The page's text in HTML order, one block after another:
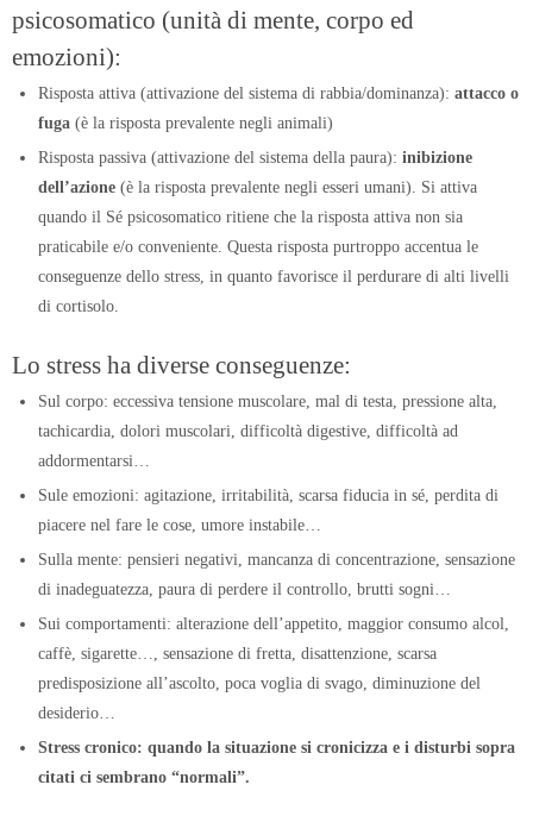
psicosomatico (unità di mente, corpo ed
emozioni):
Risposta attiva (attivazione del sistema di rabbia/dominanza):attacco o
fuga (è la risposta prevalente negli animali)
Risposta passiva (attivazione del sistema della paura):inibizione
dell’azione (è la risposta prevalente negli esseri umani). Si attiva
quando il Sé psicosomatico ritiene che la risposta attiva non sia
praticabile e/o conveniente. Questa risposta purtroppo accentua le
conseguenze dello stress, in quanto favorisce il perdurare di alti livelli
di cortisolo.
Lo stress ha diverse conseguenze:
Sul corpo: eccessiva tensione muscolare, mal di testa, pressione alta,
tachicardia, dolori muscolari, difficoltà digestive, difficoltà ad
addormentarsi…
Sule emozioni: agitazione, irritabilità, scarsa fiducia in sé, perdita di
piacere nel fare le cose, umore instabile…
Sulla mente: pensieri negativi, mancanza di concentrazione, sensazione
di inadeguatezza, paura di perdere il controllo, brutti sogni…
Sui comportamenti: alterazione dell’appetito, maggior consumo alcol,
caffè, sigarette…, sensazione di fretta, disattenzione, scarsa
predisposizione all’ascolto, poca voglia di svago, diminuzione del
desiderio…
Stress cronico: quando la situazione si cronicizza e i disturbi sopra
citati ci sembrano “normali”.